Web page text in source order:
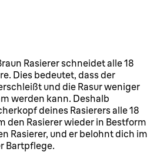
Rasierer schneidet alle 18
Dies bedeutet, dass der
und die Rasur weniger
werden kann. Deshalb
deines Rasierers alle 18
den Rasierer wieder in Bestform
Rasierer, und er belohnt dich im
Bartpflege.